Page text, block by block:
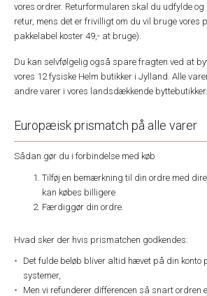
vores ordrer. Returformularen skal du udfylde og
retur, mens det er frivilligt om du vil bruge vores
pakkelabel koster 49,- at bruge).
Du kan selvfølgelig også spare fragten ved at
vores 12 fysiske Helm butikker i Jylland. Alle
andre varer i vores landsdækkende byttebutikker.
Europæisk prismatch på alle varer
Sådan gør du i forbindelse med køb
Tilføj en bemærkning til din ordre med
kan købes billigere
Færdiggør din ordre.
Hvad sker der hvis prismatchen godkendes:
Det fulde beløb bliver altid hævet på din konto
systemer,
Men vi refunderer differencen så snart ordren